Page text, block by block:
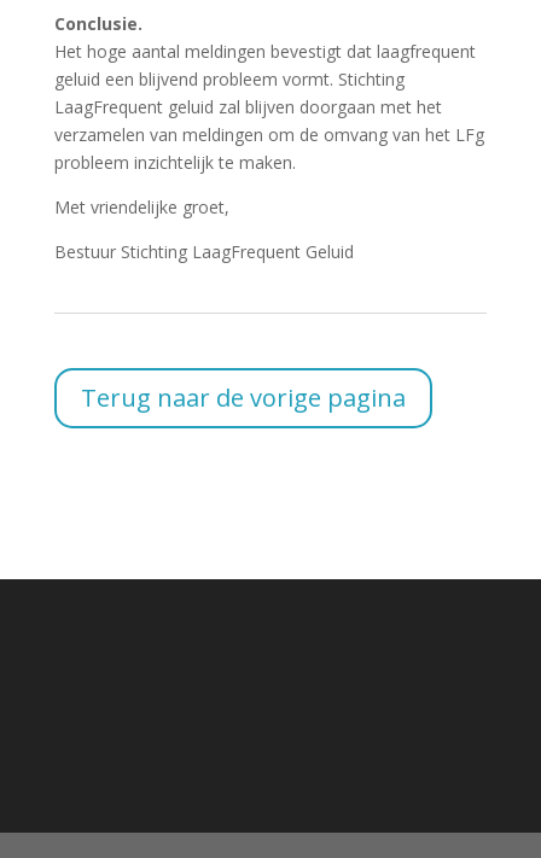
Conclusie.
Het hoge aantal meldingen bevestigt dat laagfrequent
geluid een blijvend probleem vormt. Stichting
LaagFrequent geluid zal blijven doorgaan met het
verzamelen van meldingen om de omvang van het LFg
probleem inzichtelijk te maken.
Met vriendelijke groet,
Bestuur Stichting LaagFrequent Geluid
Terug naar de vorige pagina